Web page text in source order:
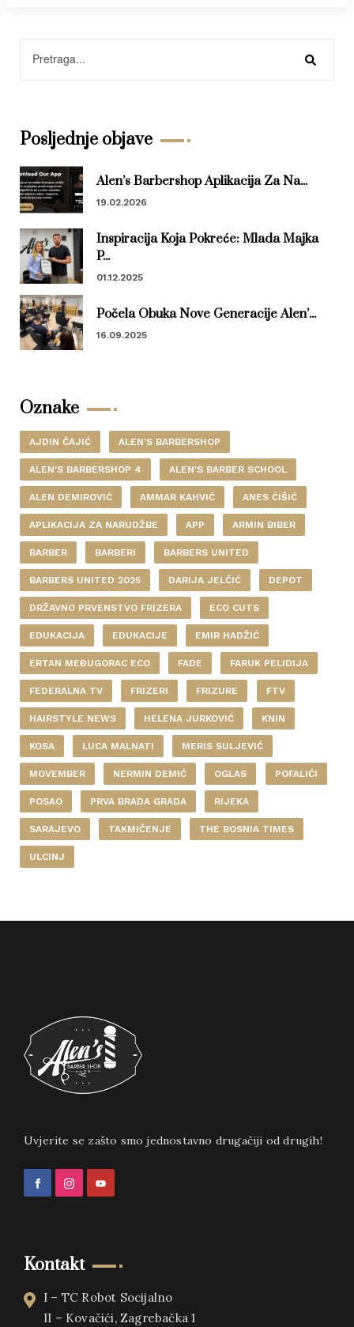
Posljednje objave
Alen’s Barbershop Aplikacija Za Na...
19.02.2026
Inspiracija Koja Pokreće: Mlada Majka
P...
01.12.2025
Počela Obuka Nove Generacije Alen’...
16.09.2025
Oznake
AJDIN ČAJIĆ ALEN'S BARBERSHOP
ALEN'S BARBERSHOP 4 ALEN'S BARBER SCHOOL
ALEN DEMIROVIĆ AMMAR KAHVIĆ ANES ĆIŠIĆ
APLIKACIJA ZA NARUDŽBE APP ARMIN BIBER
BARBER BARBERI BARBERS UNITED
BARBERS UNITED 2025 DARIJA JELČIĆ DEPOT
DRŽAVNO PRVENSTVO FRIZERA ECO CUTS
EDUKACIJA EDUKACIJE EMIR HADŽIĆ
ERTAN MEĐUGORAC ECO FADE FARUK PELIDIJA
FEDERALNA TV FRIZERI FRIZURE FTV
HAIRSTYLE NEWS HELENA JURKOVIĆ KNIN
KOSA LUCA MALNATI MERIS SULJEVIĆ
MOVEMBER NERMIN DEMIĆ OGLAS POFALIĆI
POSAO PRVA BRADA GRADA RIJEKA
SARAJEVO TAKMIČENJE THE BOSNIA TIMES
ULCINJ
Uvjerite se zašto smo jednostavno drugačiji od drugih!
Kontakt
I – TC Robot Socijalno
II – Kovačići, Zagrebačka 1